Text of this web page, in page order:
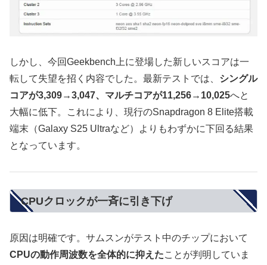
しかし、今回Geekbench上に登場した新しいスコアは一
転して失望を招く内容でした。最新テストでは、 シングル
コアが3,309→3,047、マルチコアが11,256→10,025へと
大幅に低下。これにより、現行のSnapdragon 8 Elite搭載
端末（Galaxy S25 Ultraなど）よりもわずかに下回る結果
となっています。
CPUクロックが一斉に引き下げ
原因は明確です。サムスンがテスト中のチップにおいて
CPUの動作周波数を全体的に抑えたことが判明していま